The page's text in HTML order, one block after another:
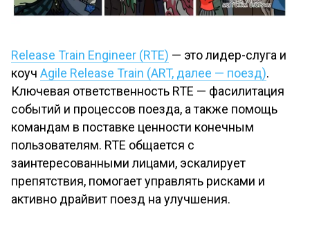
Release Train Engineer (RTE) — это лидер-слуга и
коуч Agile Release Train (ART, далее — поезд).
Ключевая ответственность RTE — фасилитация
событий и процессов поезда, а также помощь
командам в поставке ценности конечным
пользователям. RTE общается с
заинтересованными лицами, эскалирует
препятствия, помогает управлять рисками и
активно драйвит поезд на улучшения.